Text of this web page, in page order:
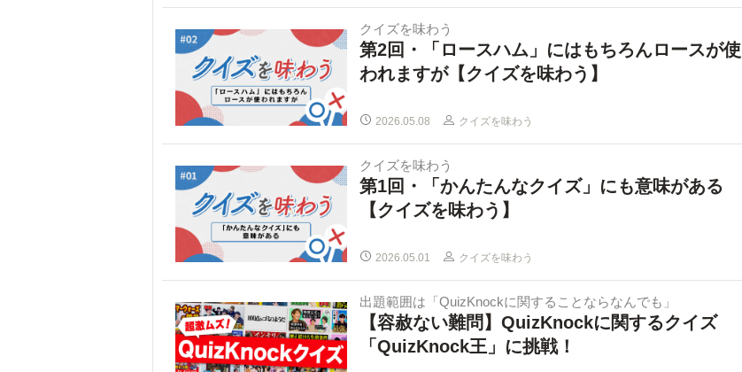
クイズを味わう
第2回・「ロースハム」にはもちろんロースが使
われますが【クイズを味わう】
2026.05.08 クイズを味わう
クイズを味わう
第1回・「かんたんなクイズ」にも意味がある
【クイズを味わう】
2026.05.01 クイズを味わう
出題範囲は「QuizKnockに関することならなんでも」
【容赦ない難問】QuizKnockに関するクイズ
「QuizKnock王」に挑戦！